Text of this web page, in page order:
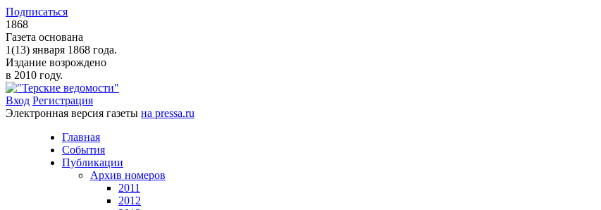
Подписаться
1868
Газета основана
1(13) января 1868 года.
Издание возрождено
в 2010 году.
Вход Регистрация
Электронная версия газеты на pressa.ru
Главная
События
Публикации
Архив номеров
2011
2012